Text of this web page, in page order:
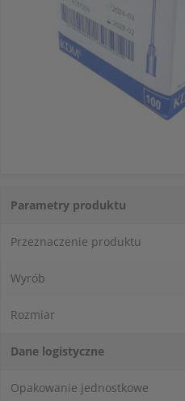
Parametry produktu
Przeznaczenie produktu
Wyrób
Rozmiar
Dane logistyczne
Opakowanie jednostkowe